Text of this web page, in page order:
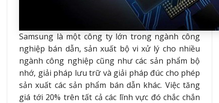
Samsung là một công ty lớn trong ngành công
nghiệp bán dẫn, sản xuất bộ vi xử lý cho nhiều
ngành công nghiệp cũng như các sản phẩm bộ
nhớ, giải pháp lưu trữ và giải pháp đúc cho phép
sản xuất các sản phẩm bán dẫn khác. Việc tăng
giá tới 20% trên tất cả các lĩnh vực đó chắc chắn